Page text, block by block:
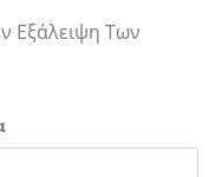
Εξάλειψη Των